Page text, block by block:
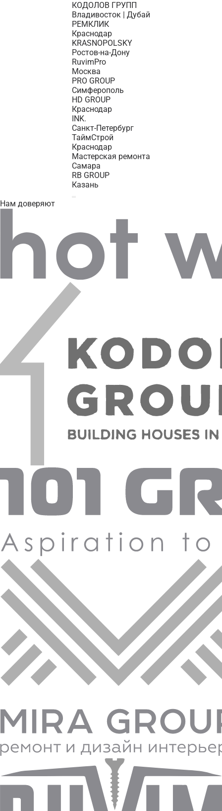
КОДОЛОВ ГРУПП
Владивосток | Дубай
РЕМКЛИК
Краснодар
KRASNOPOLSKY
Ростов-на-Дону
RuvimPro
Москва
PRO GROUP
Симферополь
HD GROUP
Краснодар
INK.
Санкт-Петербург
ТаймСтрой
Краснодар
Мастерская ремонта
Самара
RB GROUP
Казань
Нам доверяют